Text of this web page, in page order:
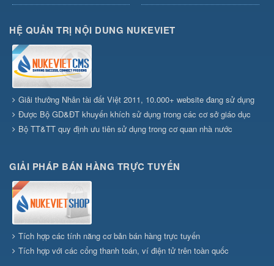
HỆ QUẢN TRỊ NỘI DUNG NUKEVIET
Giải thưởng Nhân tài đất Việt 2011, 10.000+ website đang sử dụng
Được Bộ GD&ĐT khuyến khích sử dụng trong các cơ sở giáo dục
Bộ TT&TT quy định ưu tiên sử dụng trong cơ quan nhà nước
GIẢI PHÁP BÁN HÀNG TRỰC TUYẾN
Tích hợp các tính năng cơ bản bán hàng trực tuyến
Tích hợp với các cổng thanh toán, ví điện tử trên toàn quốc